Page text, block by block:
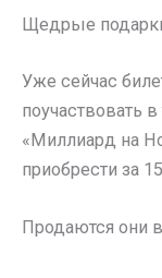
Щедрые
Уже сейчас
поучаствовать
«Миллиард на
приобрести за
Продаются они